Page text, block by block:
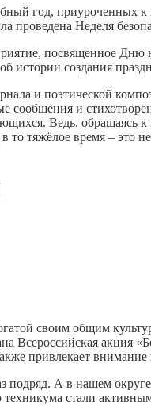
год,
проведена Неделя
посвященное Дню
истории создания
и поэтической
сообщения и
Ведь,
тяжёлое время – это
своим общим
Всероссийская акция
привлекает
подряд. А в нашем
техникума стали